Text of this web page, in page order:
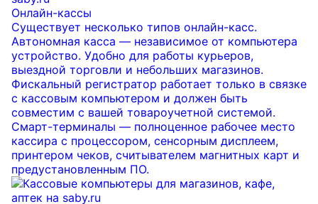
Онлайн-кассы
Существует несколько типов онлайн-касс.
Автономная касса — независимое от компьютера
устройство. Удобно для работы курьеров,
выездной торговли и небольших магазинов.
Фискальный регистратор работает только в связке
с кассовым компьютером и должен быть
совместим с вашей товароучетной системой.
Смарт-терминалы — полноценное рабочее место
кассира с процессором, сенсорным дисплеем,
принтером чеков, считывателем магнитных карт и
предустановленным ПО.